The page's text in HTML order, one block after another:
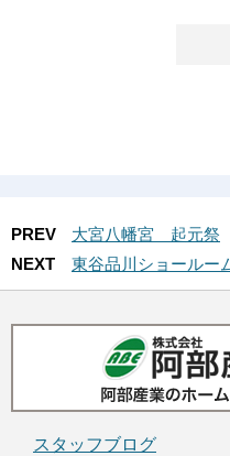
PREV
大宮八幡宮 起元祭
NEXT
東谷品川ショールー
スタッフブログ